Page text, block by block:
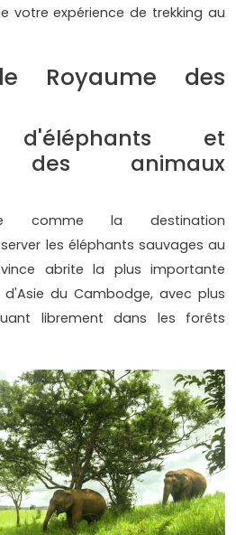
votre expérience de trekking au
Royaume des
d'éléphants et
des animaux
comme la destination
les éléphants sauvages au
abrite la plus importante
du Cambodge, avec plus
librement dans les forêts